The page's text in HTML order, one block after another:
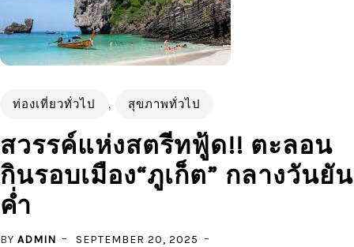
ท่องเที่ยวทั่วไป , สุขภาพทั่วไป
สวรรค์แห่งสตรีทฟู้ด!! ตะลอน
กินรอบเมือง“ภูเก็ต” กลางวันยัน
ค่ำ
BY ADMIN SEPTEMBER 20, 2025